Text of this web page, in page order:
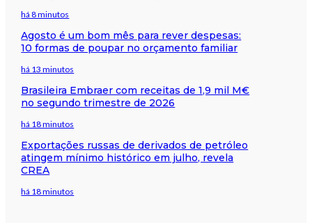
há 8 minutos
Agosto é um bom mês para rever despesas:
10 formas de poupar no orçamento familiar
há 13 minutos
Brasileira Embraer com receitas de 1,9 mil M€
no segundo trimestre de 2026
há 18 minutos
Exportações russas de derivados de petróleo
atingem mínimo histórico em julho, revela
CREA
há 18 minutos